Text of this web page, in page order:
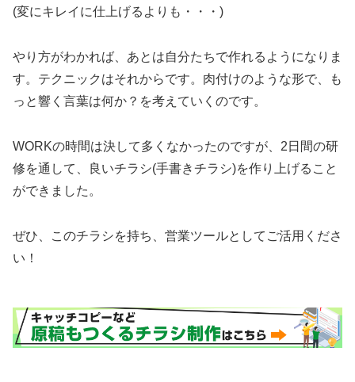
(変にキレイに仕上げるよりも・・・)
やり方がわかれば、あとは自分たちで作れるようになりま
す。テクニックはそれからです。肉付けのような形で、も
っと響く言葉は何か？を考えていくのです。
WORKの時間は決して多くなかったのですが、2日間の研
修を通して、良いチラシ(手書きチラシ)を作り上げること
ができました。
ぜひ、このチラシを持ち、営業ツールとしてご活用くださ
い！